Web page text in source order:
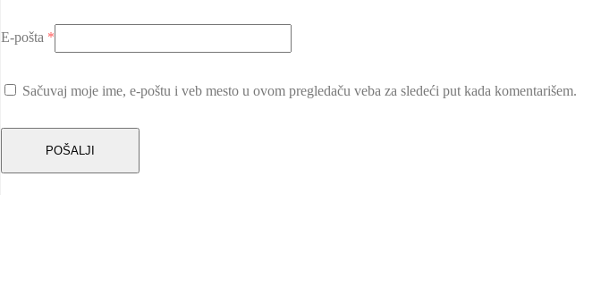
E-pošta *
Sačuvaj moje ime, e-poštu i veb mesto u ovom pregledaču veba za sledeći put kada komentarišem.